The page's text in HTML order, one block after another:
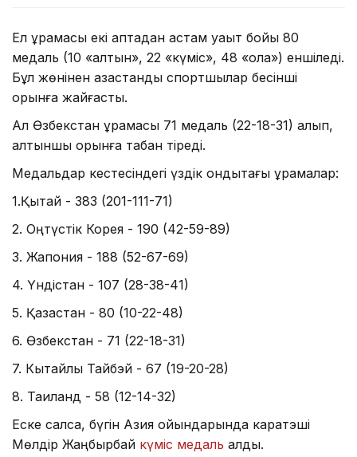
Ел құрамасы екі аптадан астам уақыт бойы 80
медаль (10 «алтын», 22 «күміс», 48 «қола») еншіледі.
Бұл жөнінен қазақстандық спортшылар бесінші
орынға жайғасты.
Ал Өзбекстан құрамасы 71 медаль (22-18-31) алып,
алтыншы орынға табан тіреді.
Медальдар кестесіндегі үздік ондықтағы құрамалар:
1.Қытай - 383 (201-111-71)
2. Оңтүстік Корея - 190 (42-59-89)
3. Жапония - 188 (52-67-69)
4. Үндістан - 107 (28-38-41)
5. Қазақстан - 80 (10-22-48)
6. Өзбекстан - 71 (22-18-31)
7. Кытайлық Тайбэй - 67 (19-20-28)
8. Таиланд - 58 (12-14-32)
Еске салсақ, бүгін Азия ойындарында каратэші
Мөлдір Жаңбырбай күміс медаль алды.